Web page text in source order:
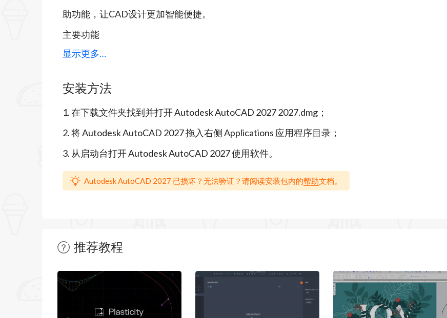
助功能，让CAD设计更加智能便捷。
主要功能
1. 精准二维三维绘图与建模：支持创建、编辑和标注复杂几何图形，处理实体、曲面和网格对
2. AI智能助手与几何清理：内置Autodesk Assistant提供上下文指导，自动扫描并修复常见几何
错误，大幅减少手动调整时间。
3. 云端协作与共享DWG：通过Forma数据管理实现多人并行编辑，支持文件签出、引用连接修复
和实时标记，提升团队效率。
4. 增强图形性能与快捷操作：Mac专属FASTSHADEDMODE优化3D导航，支持自定义快捷菜单
显示更多…
安装方法
1. 在下载文件夹找到并打开 Autodesk AutoCAD 2027 2027.dmg；
2. 将 Autodesk AutoCAD 2027 拖入右侧 Applications 应用程序目录；
3. 从启动台打开 Autodesk AutoCAD 2027 使用软件。
Autodesk AutoCAD 2027 已损坏？无法验证？请阅读安装包内的帮助文档。
推荐教程
暂无文章